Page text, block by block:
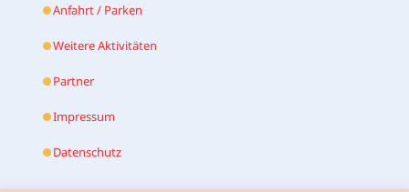
Anfahrt / Parken
Weitere Aktivitäten
Partner
Impressum
Datenschutz